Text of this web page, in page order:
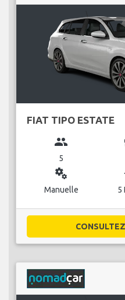
FIAT TIPO ESTATE
group
5
miscellaneous_services
Manuelle 5